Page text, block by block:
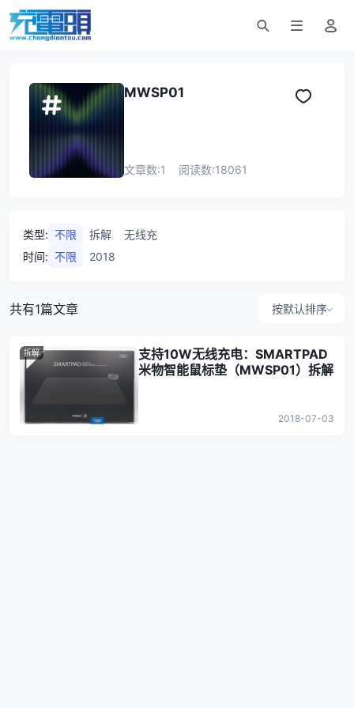
MWSP01
文章数:1 阅读数:18061
类型: 不限 拆解
无线充
时间: 不限 2018
共有1篇文章 按默认排序
拆解
支持10W无线充电：SMARTPAD
米物智能鼠标垫（MWSP01）拆解
2018-07-03